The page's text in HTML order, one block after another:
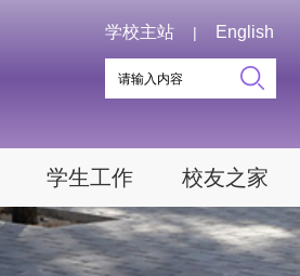
学校主站 | English
学生工作 校友之家